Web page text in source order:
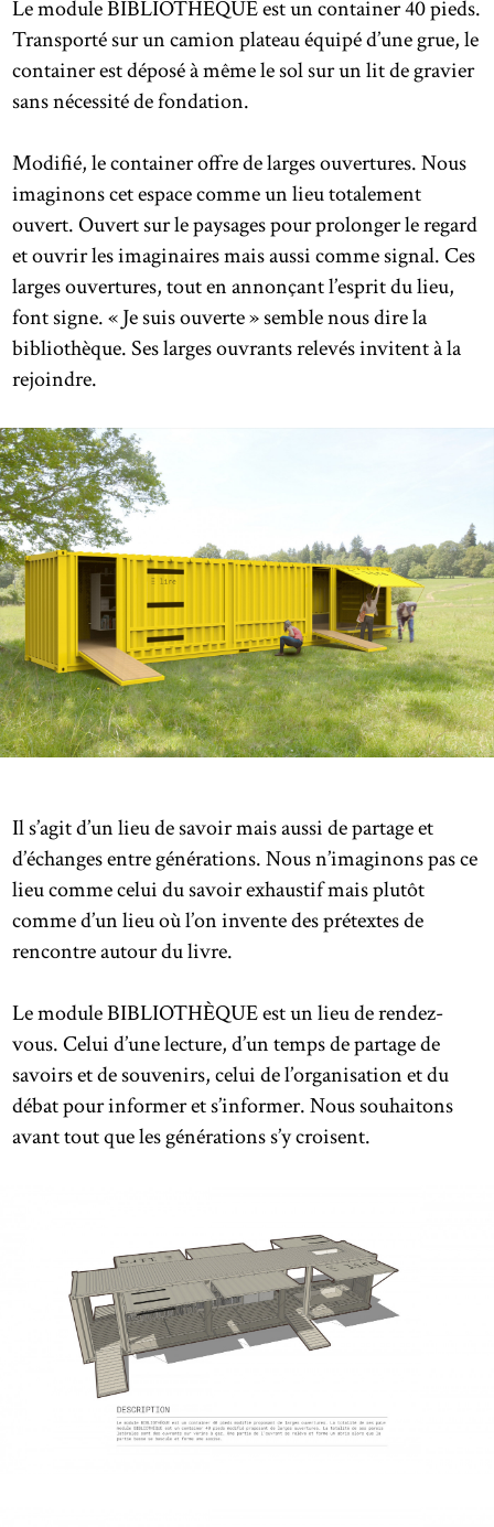
Le module BIBLIOTHÈQUE est un container 40 pieds.
Transporté sur un camion plateau équipé d’une grue, le
container est déposé à même le sol sur un lit de gravier
sans nécessité de fondation.
Modifié, le container offre de larges ouvertures. Nous
imaginons cet espace comme un lieu totalement
ouvert. Ouvert sur le paysages pour prolonger le regard
et ouvrir les imaginaires mais aussi comme signal. Ces
larges ouvertures, tout en annonçant l’esprit du lieu,
font signe. « Je suis ouverte » semble nous dire la
bibliothèque. Ses larges ouvrants relevés invitent à la
rejoindre.
Il s’agit d’un lieu de savoir mais aussi de partage et
d’échanges entre générations. Nous n’imaginons pas ce
lieu comme celui du savoir exhaustif mais plutôt
comme d’un lieu où l’on invente des prétextes de
rencontre autour du livre.
Le module BIBLIOTHÈQUE est un lieu de rendez-
vous. Celui d’une lecture, d’un temps de partage de
savoirs et de souvenirs, celui de l’organisation et du
débat pour informer et s’informer. Nous souhaitons
avant tout que les générations s’y croisent.